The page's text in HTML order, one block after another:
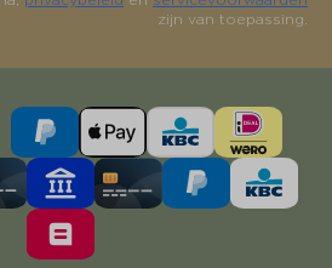
zijn van toepassing.